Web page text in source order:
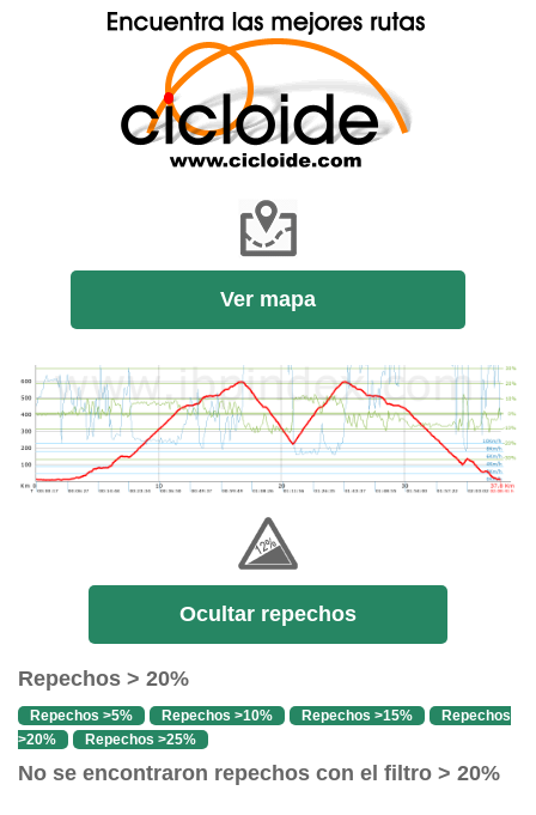
Ver mapa
Ocultar repechos
Repechos > 20%
Repechos >5% Repechos >10% Repechos >15%
Repechos
>20%
Repechos >25%
No se encontraron repechos con el filtro > 20%